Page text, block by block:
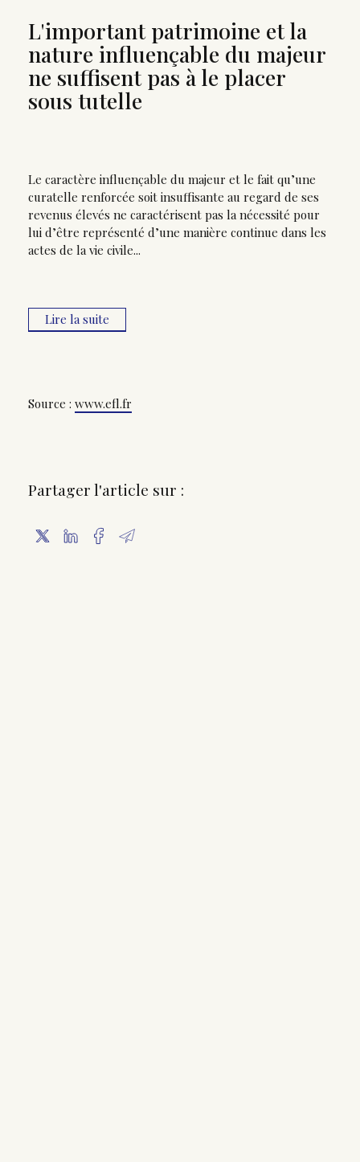
L'important patrimoine et la
nature influençable du majeur
ne suffisent pas à le placer
sous tutelle
Source : www.efl.fr
Le caractère influençable du majeur et le fait qu’une
curatelle renforcée soit insuffisante au regard de ses
revenus élevés ne caractérisent pas la nécessité pour
lui d’être représenté d’une manière continue dans les
actes de la vie civile...
Lire la suite